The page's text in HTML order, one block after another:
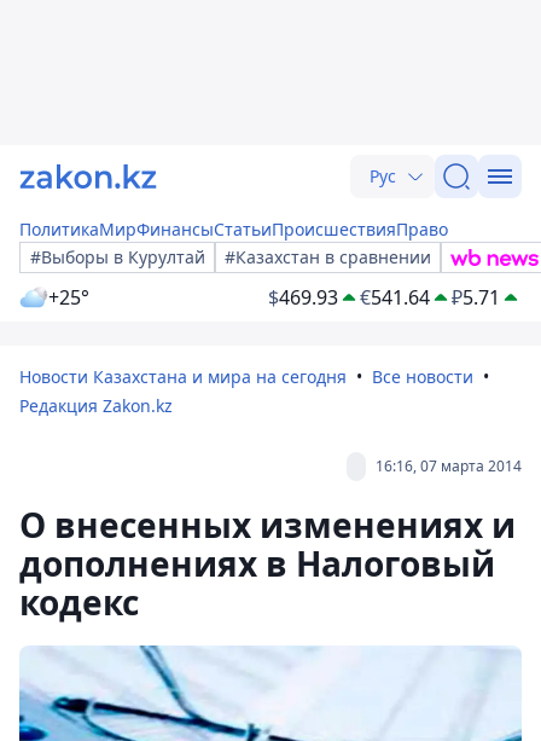
Рус
ПолитикаМирФинансыСтатьиПроисшествияПраво
#Выборы в Курултай
#Казахстан в сравнении
+25° $469.93 €541.64 ₽5.71
Новости Казахстана и мира на сегодня
Все новости
Редакция Zakon.kz
16:16, 07 марта 2014
О внесенных изменениях и
дополнениях в Налоговый
кодекс